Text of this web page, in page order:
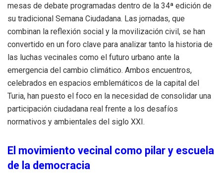
mesas de debate programadas dentro de la 34ª edición de
su tradicional Semana Ciudadana. Las jornadas, que
combinan la reflexión social y la movilización civil, se han
convertido en un foro clave para analizar tanto la historia de
las luchas vecinales como el futuro urbano ante la
emergencia del cambio climático. Ambos encuentros,
celebrados en espacios emblemáticos de la capital del
Turia, han puesto el foco en la necesidad de consolidar una
participación ciudadana real frente a los desafíos
normativos y ambientales del siglo XXI.
El movimiento vecinal como pilar y escuela
de la democracia